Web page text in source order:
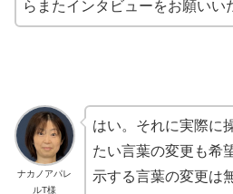
らまたインタビューをお願いい
ナカノアパレ
ルT様
はい。それに実際に
たい言葉の変更も希
示する言葉の変更は